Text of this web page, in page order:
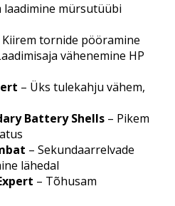
laadimine mürsutüübi
Kiirem tornide pööramine
vähenemine HP
– Üks tulekahju vähem,
Battery Shells – Pikem
– Sekundaarrelvade
lähedal
– Tõhusam